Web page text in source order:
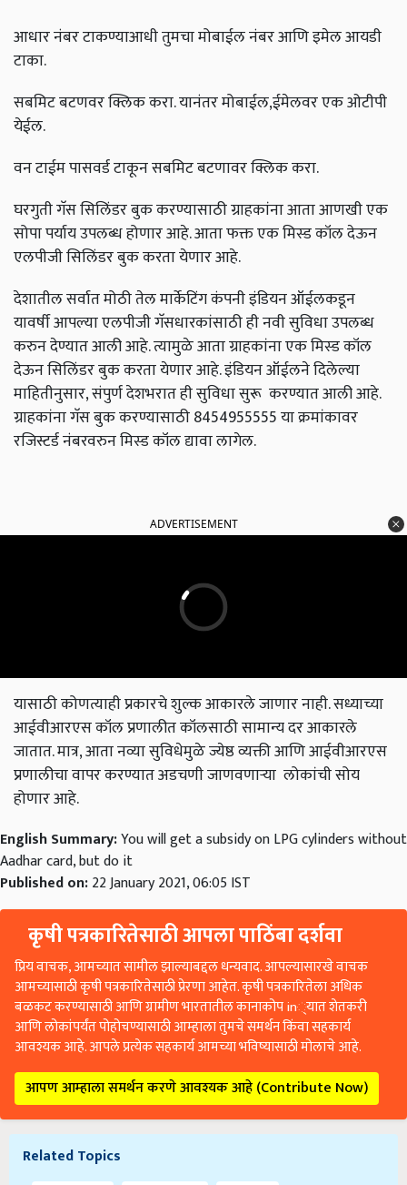
आधार नंबर टाकण्याआधी तुमचा मोबाईल नंबर आणि इमेल आयडी
टाका.
सबमिट बटणवर क्लिक करा. यानंतर मोबाईल,ईमेलवर एक ओटीपी
येईल.
वन टाईम पासवर्ड टाकून सबमिट बटणावर क्लिक करा.
घरगुती गॅस सिलिंडर बुक करण्यासाठी ग्राहकांना आता आणखी एक
सोपा पर्याय उपलब्ध होणार आहे.आता फक्त एक मिस्ड कॉल देऊन
एलपीजी सिलिंडर बुक करता येणार आहे.
देशातील सर्वात मोठी तेल मार्केटिंग कंपनी इंडियन ऑईलकडून
यावर्षी आपल्या एलपीजी गॅसधारकांसाठी ही नवी सुविधा उपलब्ध
करुन देण्यात आली आहे. त्यामुळे आता ग्राहकांना एक मिस्ड कॉल
देऊन सिलिंडर बुक करता येणार आहे. इंडियन ऑईलने दिलेल्या
माहितीनुसार,संपुर्ण देशभरात ही सुविधा सुरू करण्यात आली आहे.
ग्राहकांना गॅस बुक करण्यासाठी8454955555या क्रमांकावर
रजिस्टर्ड नंबरवरुन मिस्ड कॉल द्यावा लागेल.
ADVERTISEMENT
यासाठी कोणत्याही प्रकारचे शुल्क आकारले जाणार नाही. सध्याच्या
आईवीआरएस कॉल प्रणालीत कॉलसाठी सामान्य दर आकारले
जातात. मात्र,आता नव्या सुविधेमुळे ज्येष्ठ व्यक्ती आणि आईवीआरएस
प्रणालीचा वापर करण्यात अडचणी जाणवणाऱ्या लोकांची सोय
होणार आहे.
English Summary:You will get a subsidy on LPG cylinders without
Aadhar card, but do it
Published on:22 January 2021, 06:05 IST
कृषी पत्रकारितेसाठी आपला पाठिंबा दर्शवा
प्रिय वाचक, आमच्यात सामील झाल्याबद्दल धन्यवाद. आपल्यासारखे वाचक
आमच्यासाठी कृषी पत्रकारितेसाठी प्रेरणा आहेत. कृषी पत्रकारितेला अधिक
बळकट करण्यासाठी आणि ग्रामीण भारतातील कानाकोप in्यात शेतकरी
आणि लोकांपर्यंत पोहोचण्यासाठी आम्हाला तुमचे समर्थन किंवा सहकार्य
आवश्यक आहे. आपले प्रत्येक सहकार्य आमच्या भविष्यासाठी मोलाचे आहे.
आपण आम्हाला समर्थन करणे आवश्यक आहे (Contribute Now)
Related Topics